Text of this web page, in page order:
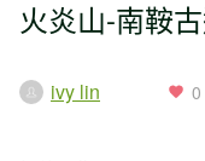
火炎山-南鞍
ivy lin 0